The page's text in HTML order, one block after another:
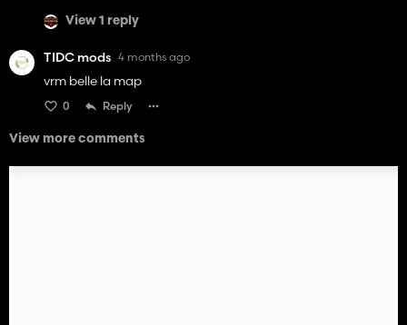
View 1 reply
TIDC mods 4 months ago
vrm belle la map
0 Reply
View more comments